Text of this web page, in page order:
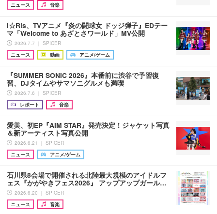
ニュース
音楽
i☆Ris、TVアニメ『炎の闘球女 ドッジ弾子』EDテー
マ「Welcome to あざとさワールド」MV公開
2026.7.7 ｜ SPICER
ニュース
動画 アニメ/ゲーム
『SUMMER SONIC 2026』本番前に渋谷で予習復
習、DJタイムやサマソニグルメも満喫
2026.7.6 ｜ SPICER
レポート
音楽
愛美、初EP『AIM STAR』発売決定！ジャケット写真
＆新アーティスト写真公開
2026.6.21 ｜ SPICER
ニュース
アニメ/ゲーム
石川県8会場で開催される北陸最大規模のアイドルフ
ェス『かがやきフェス2026』 アップアップガール…
2026.6.20 ｜ SPICER
ニュース
音楽